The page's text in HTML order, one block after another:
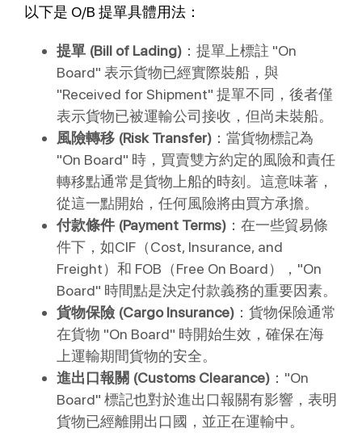
以下是 O/B 提單具體用法：
提單 (Bill of Lading) ：提單上標註 "On
Board" 表示貨物已經實際裝船，與
"Received for Shipment" 提單不同，後者僅
表示貨物已被運輸公司接收，但尚未裝船。
風險轉移 (Risk Transfer) ：當貨物標記為
"On Board" 時，買賣雙方約定的風險和責任
轉移點通常是貨物上船的時刻。這意味著，
從這一點開始，任何風險將由買方承擔。
付款條件 (Payment Terms) ：在一些貿易條
件下，如CIF（Cost, Insurance, and
Freight）和 FOB（Free On Board），"On
Board" 時間點是決定付款義務的重要因素。
貨物保險 (Cargo Insurance) ：貨物保險通常
在貨物 "On Board" 時開始生效，確保在海
上運輸期間貨物的安全。
進出口報關 (Customs Clearance) ："On
Board" 標記也對於進出口報關有影響，表明
貨物已經離開出口國，並正在運輸中。